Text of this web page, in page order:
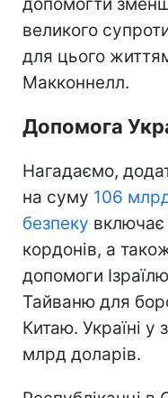
великого
для цього
Макконнелл.
Допомога
Нагадаємо,
на суму 106
безпеку включає
кордонів, а
допомоги
Тайваню для
Китаю. Україні у
млрд доларів.